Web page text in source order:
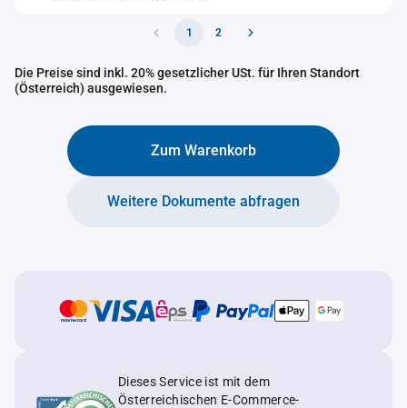
1 2
Die Preise sind inkl. 20% gesetzlicher USt. für Ihren Standort
(Österreich) ausgewiesen.
Zum Warenkorb
Weitere Dokumente abfragen
Dieses Service ist mit dem
Österreichischen E-Commerce-